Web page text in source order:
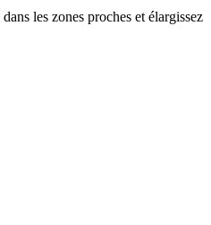
dans les zones proches et élargissez